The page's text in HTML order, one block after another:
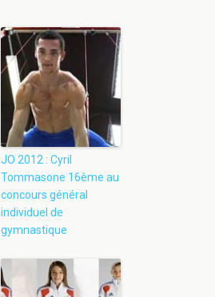
JO 2012 : Cyril
Tommasone 16ème au
concours général
individuel de
gymnastique